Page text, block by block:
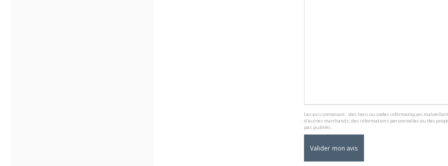
Les avis contenant : des liens ou codes informatiques
d'autres marchands, des informations personnelles ou des
pas publiés.